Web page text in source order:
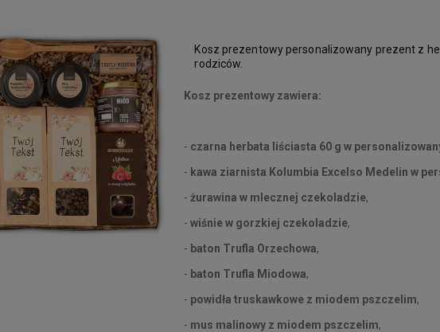
Kosz prezentowy personalizowany prezent z
rodziców.
Kosz prezentowy zawiera:
- czarna herbata liściasta 60 g w
- kawa ziarnista Kolumbia Excelso Medelin w
-żurawina w mlecznej czekoladzie,
-wiśnie w gorzkiej czekoladzie,
- baton Trufla Orzechowa,
- baton Trufla Miodowa,
- powidła truskawkowe z miodem pszczelim,
- mus malinowy z miodem pszczelim,